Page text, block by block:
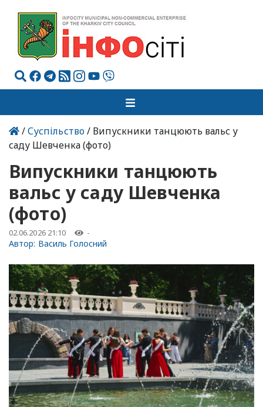
/Суспільство/ Випускники танцюють вальс у
саду Шевченка (фото)
Випускники танцюють
вальс у саду Шевченка
(фото)
02.06.2026 21:10 -
Автор: Василь Голосний